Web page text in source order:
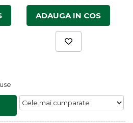
ADAUGA IN COS